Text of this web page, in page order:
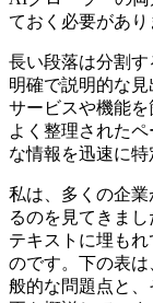
ておく必要があり
長い段落は分割す
明確で説明的な見
サービスや機能を
よく整理された
な情報を迅速に特
私は、多くの企
るのを見てきま
テキストに埋も
のです。下の表
般的な問題点と